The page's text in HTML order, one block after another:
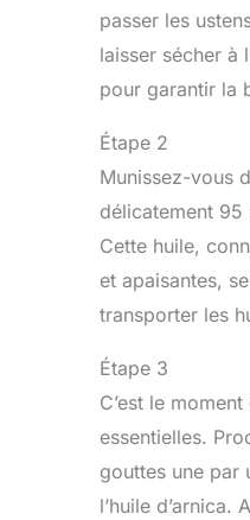
passer les
laisser sécher à
pour garantir la
Étape 2
Munissez-vous
délicatement 95
Cette huile,
et apaisantes,
transporter les
Étape 3
C’est le
essentielles.
gouttes une par
l’huile d’arnica.